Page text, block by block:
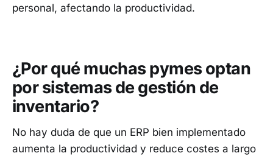
personal, afectando la productividad.
¿Por qué muchas pymes optan
por sistemas de gestión de
inventario?
No hay duda de que un ERP bien implementado
aumenta la productividad y reduce costes a largo